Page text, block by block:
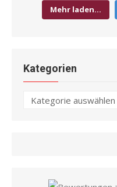
Mehr laden…
Kategorien
Kategorien